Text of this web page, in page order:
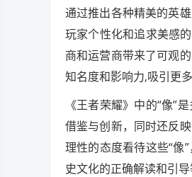
通过推出各种精美的英
玩家个性化和追求美感
商和运营商带来了可观
知名度和影响力,吸引更
《王者荣耀》中的“像”
借鉴与创新，同时还反
理性的态度看待这些“像
史文化的正确解读和引